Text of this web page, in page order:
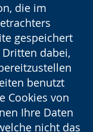
die im
gespeichert
dabei,
benutzt
Cookies von
Ihre Daten
nicht das